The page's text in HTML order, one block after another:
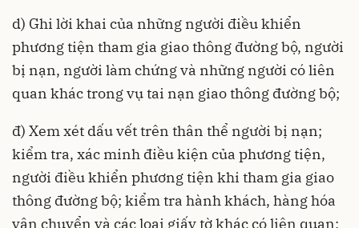
d) Ghi lời khai của những người điều khiển
phương tiện tham gia giao thông đường bộ, người
bị nạn, người làm chứng và những người có liên
quan khác trong vụ tai nạn giao thông đường bộ;
đ) Xem xét dấu vết trên thân thể người bị nạn;
kiểm tra, xác minh điều kiện của phương tiện,
người điều khiển phương tiện khi tham gia giao
thông đường bộ; kiểm tra hành khách, hàng hóa
vận chuyển và các loại giấy tờ khác có liên quan;